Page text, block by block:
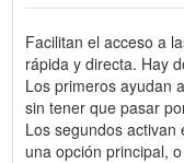
Facilitan el acceso a
rápida y directa. Hay
Los primeros ayudan
sin tener que pasar
Los segundos
una opción principal,